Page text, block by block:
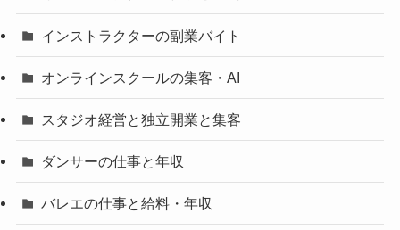
インストラクターの副業バイト
オンラインスクールの集客・AI
スタジオ経営と独立開業と集客
ダンサーの仕事と年収
バレエの仕事と給料・年収